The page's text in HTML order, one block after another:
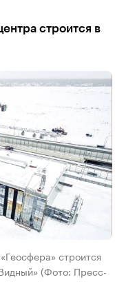
строится в
строится
(Фото: Пресс-